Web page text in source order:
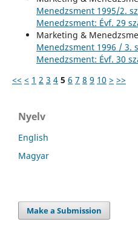
Menedzsment 1995/2.
Menedzsment: Évf. 29
Marketing &
Menedzsment 1996 / 3.
Menedzsment: Évf. 30
<< < 1 2 3 4 5 6 7 8 9 10 > >>
Nyelv
English
Magyar
Make a Submission